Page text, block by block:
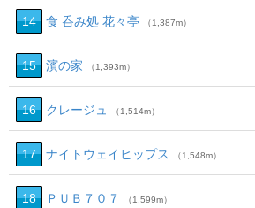
14 食 呑み処 花々亭 （1,387m）
15 濱の家 （1,393m）
16 クレージュ （1,514m）
17 ナイトウェイヒップス （1,548m）
18 ＰＵＢ７０７ （1,599m）